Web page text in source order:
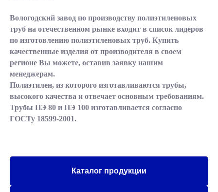
Вологодский завод по производству полиэтиленовых
труб на отечественном рынке входит в список лидеров
по изготовлению полиэтиленовых труб. Купить
качественные изделия от производителя в своем
регионе Вы можете, оставив заявку нашим
менеджерам.
Полиэтилен, из которого изготавливаются трубы,
высокого качества и отвечает основным требованиям.
Трубы ПЭ 80 и ПЭ 100 изготавливается согласно
ГОСТу 18599-2001.
Каталог продукции